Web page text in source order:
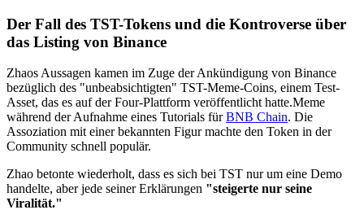
Der Fall des TST-Tokens und die Kontroverse über
das Listing von Binance
Zhaos Aussagen kamen im Zuge der Ankündigung von Binance
bezüglich des "unbeabsichtigten" TST-Meme-Coins, einem Test-
Asset, das es auf der Four-Plattform veröffentlicht hatte.Meme
während der Aufnahme eines Tutorials fürBNB Chain. Die
Assoziation mit einer bekannten Figur machte den Token in der
Community schnell populär.
Zhao betonte wiederholt, dass es sich bei TST nur um eine Demo
handelte, aber jede seiner Erklärungen "steigerte nur seine
Viralität."